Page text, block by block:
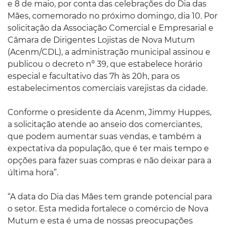
e 8 de maio, por conta das celebrações do Dia das
Mães, comemorado no próximo domingo, dia 10. Por
solicitação da Associação Comercial e Empresarial e
Câmara de Dirigentes Lojistas de Nova Mutum
(Acenm/CDL), a administração municipal assinou e
publicou o decreto nº 39, que estabelece horário
especial e facultativo das 7h às 20h, para os
estabelecimentos comerciais varejistas da cidade.
Conforme o presidente da Acenm, Jimmy Huppes,
a solicitação atende ao anseio dos comerciantes,
que podem aumentar suas vendas, e também a
expectativa da população, que é ter mais tempo e
opções para fazer suas compras e não deixar para a
última hora”.
“A data do Dia das Mães tem grande potencial para
o setor. Esta medida fortalece o comércio de Nova
Mutum e esta é uma de nossas preocupações